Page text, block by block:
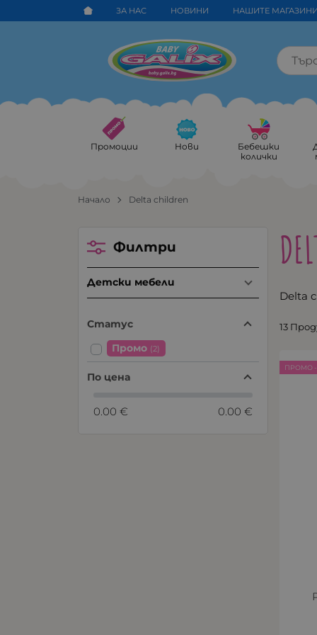
ЗА НАС НОВИНИ НАШИТЕ
Промоции Нови
Бебешки
колички
Начало Delta children
Delta
13
ПРОМО -
Филтри
Детски мебели
Статус
Промо (2)
По цена
0.00 € 0.00 €